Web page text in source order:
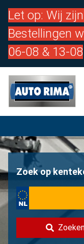
Let op: Wij
Bestellingen
06-08 & 13-08
Zoek op